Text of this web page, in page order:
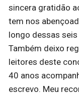
sincera gratidão
tem nos
longo dessas
Também deixo
leitores deste
40 anos
escrevo. Meu